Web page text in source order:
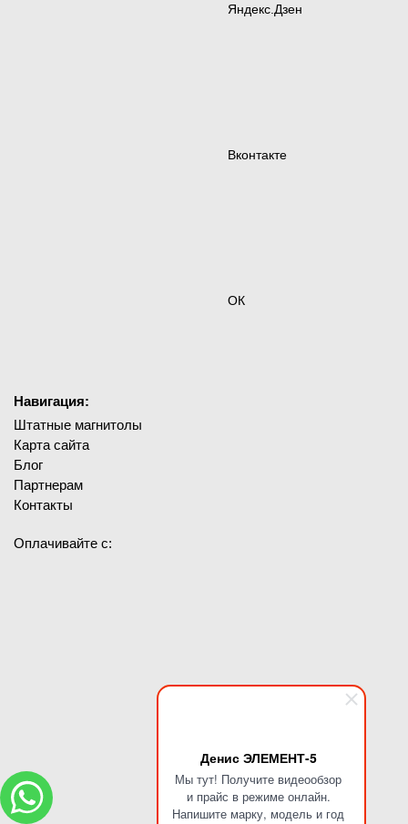
Денис ЭЛЕМЕНТ-5
Мы тут! Получите видеообзор
и прайс в режиме онлайн.
Напишите марку, модель и год
Яндекс.Дзен
Вконтакте
ОК
Навигация:
Штатные магнитолы
Карта сайта
Блог
Партнерам
Контакты
Оплачивайте с: